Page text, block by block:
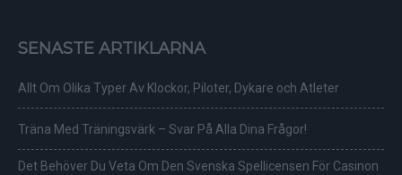
SENASTE ARTIKLARNA
Allt Om Olika Typer Av Klockor, Piloter, Dykare och Atleter
Träna Med Träningsvärk – Svar På Alla Dina Frågor!
Det Behöver Du Veta Om Den Svenska Spellicensen För Casinon